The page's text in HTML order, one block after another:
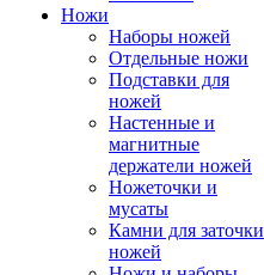
Ножи
Наборы ножей
Отдельные ножи
Подставки для
ножей
Настенные и
магнитные
держатели ножей
Ножеточки и
мусаты
Камни для заточки
ножей